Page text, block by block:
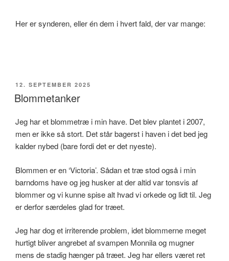
Her er synderen, eller én dem i hvert fald, der var mange:
UDGIVET
DEN
12. SEPTEMBER 2025
Blommetanker
Jeg har et blommetræ i min have. Det blev plantet i 2007,
men er ikke så stort. Det står bagerst i haven i det bed jeg
kalder nybed (bare fordi det er det nyeste).
Blommen er en ‘Victoria’. Sådan et træ stod også i min
barndoms have og jeg husker at der altid var tonsvis af
blommer og vi kunne spise alt hvad vi orkede og lidt til. Jeg
er derfor særdeles glad for træet.
Jeg har dog et irriterende problem, idet blommerne meget
hurtigt bliver angrebet af svampen Monnila og mugner
mens de stadig hænger på træet. Jeg har ellers været ret